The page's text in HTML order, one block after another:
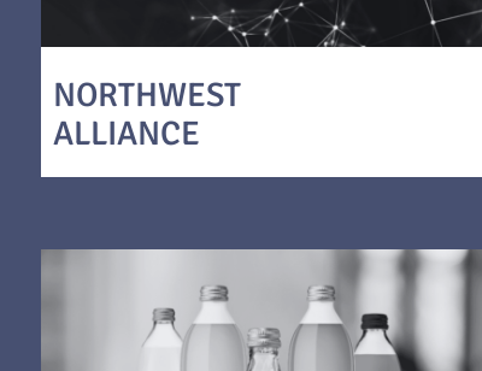
NORTHWEST
ALLIANCE